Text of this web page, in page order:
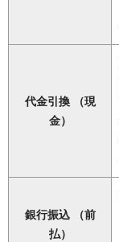
代金引換 （現
金）
銀行振込 （前
払）